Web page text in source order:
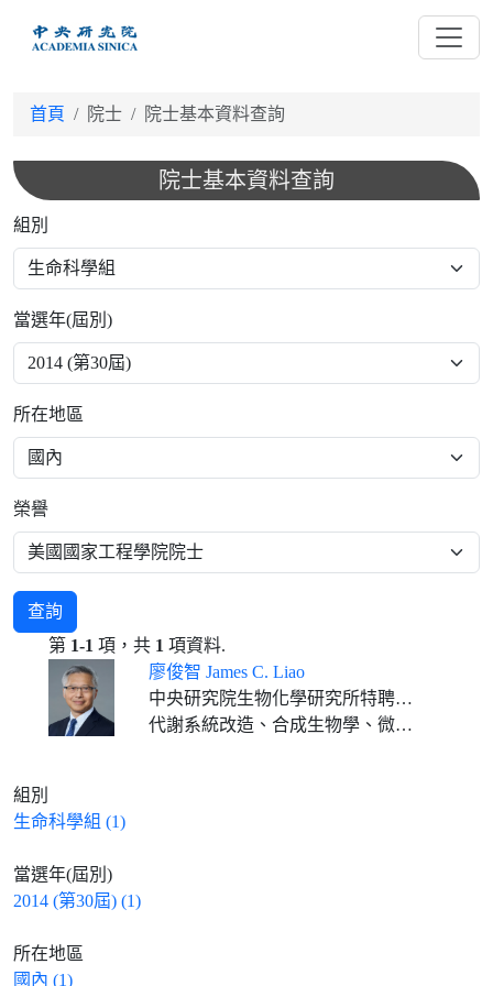
首頁 院士 院士基本資料查詢
院士基本資料查詢
組別
當選年(屆別)
所在地區
榮譽
查詢
第 1-1 項，共 1 項資料.
廖俊智 James C. Liao
中央研究院生物化學研究所特聘研究員
代謝系統改造、合成生物學、微生物合成燃料、生物工程
組別
生命科學組 (1)
當選年(屆別)
2014 (第30屆) (1)
所在地區
國內 (1)